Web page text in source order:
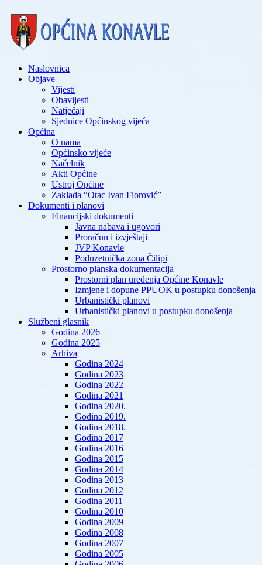
Naslovnica
Objave
Vijesti
Obavijesti
Natječaji
Sjednice Općinskog vijeća
Općina
O nama
Općinsko vijeće
Načelnik
Akti Općine
Ustroj Općine
Zaklada “Otac Ivan Fiorović”
Dokumenti i planovi
Financijski dokumenti
Javna nabava i ugovori
Proračun i izvještaji
JVP Konavle
Poduzetnička zona Čilipi
Prostorno planska dokumentacija
Prostorni plan uređenja Općine Konavle
Izmjene i dopune PPUOK u postupku donošenja
Urbanistički planovi
Urbanistički planovi u postupku donošenja
Službeni glasnik
Godina 2026
Godina 2025
Arhiva
Godina 2024
Godina 2023
Godina 2022
Godina 2021
Godina 2020.
Godina 2019.
Godina 2018.
Godina 2017
Godina 2016
Godina 2015
Godina 2014
Godina 2013
Godina 2012
Godina 2011
Godina 2010
Godina 2009
Godina 2008
Godina 2007
Godina 2005